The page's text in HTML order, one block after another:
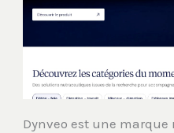
Dynveo est une marque